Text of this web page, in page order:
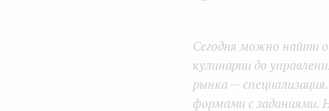
Сегодня можно найти
кулинарии до
рынка —
формами с заданиями.